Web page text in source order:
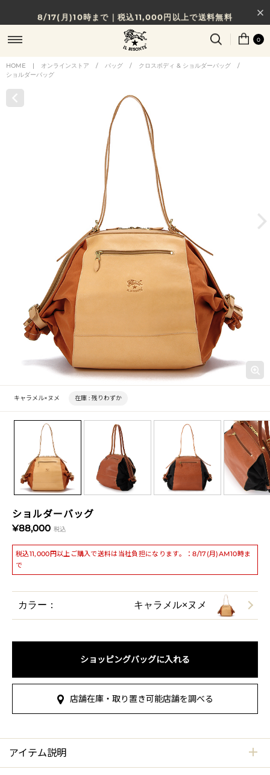
8/17(月)10時まで｜税込11,000円以上で送料無料
贈る相手やシーンから選べる、新しいギフトガイド
NEW IN｜COLOR LEATHER
0
HOME | オンラインストア / バッグ / クロスボディ & ショルダーバッグ
/
ショルダーバッグ
ショルダーバッグ
¥88,000 税込
税込11,000円以上ご購入で送料は当社負担になります。：8/17(月)AM10時ま
で
キャラメル×ヌメ 在庫 : 残りわずか
カラー： キャラメル×ヌメ
ショッピングバッグに入れる
店舗在庫・取り置き可能店舗を調べる
アイテム説明